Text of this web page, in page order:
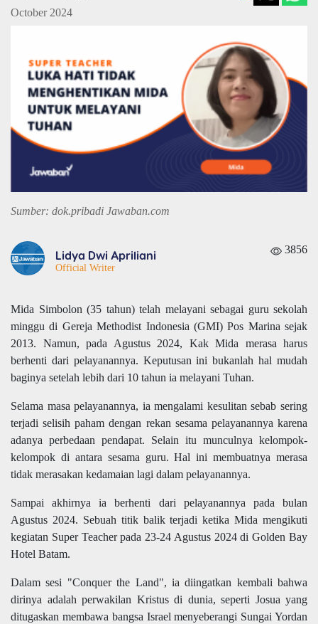
October 2024
Sumber: dok.pribadi Jawaban.com
Lidya Dwi Apriliani
Official Writer
3856
Mida Simbolon (35 tahun) telah melayani sebagai guru sekolah
minggu di Gereja Methodist Indonesia (GMI) Pos Marina sejak
2013. Namun, pada Agustus 2024, Kak Mida merasa harus
berhenti dari pelayanannya. Keputusan ini bukanlah hal mudah
baginya setelah lebih dari 10 tahun ia melayani Tuhan.
Selama masa pelayanannya, ia mengalami kesulitan sebab sering
terjadi selisih paham dengan rekan sesama pelayanannya karena
adanya perbedaan pendapat. Selain itu munculnya kelompok-
kelompok di antara sesama guru. Hal ini membuatnya merasa
tidak merasakan kedamaian lagi dalam pelayanannya.
Sampai akhirnya ia berhenti dari pelayanannya pada bulan
Agustus 2024. Sebuah titik balik terjadi ketika Mida mengikuti
kegiatan Super Teacher pada 23-24 Agustus 2024 di Golden Bay
Hotel Batam.
Dalam sesi "Conquer the Land", ia diingatkan kembali bahwa
dirinya adalah perwakilan Kristus di dunia, seperti Josua yang
ditugaskan membawa bangsa Israel menyeberangi Sungai Yordan